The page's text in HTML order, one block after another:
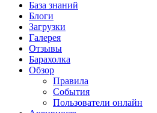
База знаний
Блоги
Загрузки
Галерея
Отзывы
Барахолка
Обзор
Правила
События
Пользователи онлайн